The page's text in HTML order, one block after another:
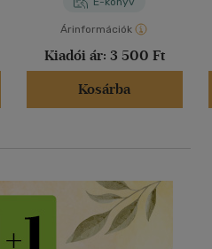
Árinformációk
Kiadói ár: 3 500 Ft
Kosárba